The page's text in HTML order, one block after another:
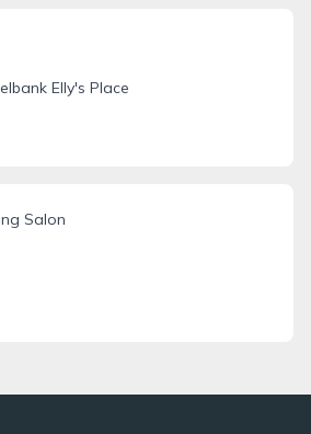
Elly's Place
Salon